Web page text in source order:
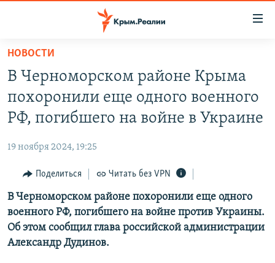
Вернуться
основному
содержанию
Вернутся
главной
навигации
Вернутся
поиску
СПЕЦПРОЕКТЫ
ГРУЗ 200
11 ЛЕТ ОККУПАЦИИ КРЫМА. 11 ИСТОРИЙ СОПРОТИВЛЕНИЯ
ВОДА
ЕЩЕ
ИНТЕРАКТИВ
ИНФОГРАФИКА
ТЕЛЕПРОЕКТ КРЫМ.РЕАЛИИ
СОВЕТЫ ПРАВОЗАЩИТНИКОВ
РАДІО СВОБОДА
КАК ОБОЙТИ БЛОКИРОВКУ
Українською
Qırımtatar
НОВОСТИ
В Черноморском районе Крыма
похоронили еще одного военного
РФ, погибшего на войне в Украине
19 ноября 2024, 19:25
Поделиться Читать без VPN
В Черноморском районе похоронили еще одного
военного РФ, погибшего на войне против Украины.
Об этом сообщил глава российской администрации
Александр Дудинов.